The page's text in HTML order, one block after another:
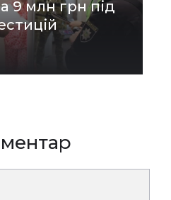
9 млн грн під